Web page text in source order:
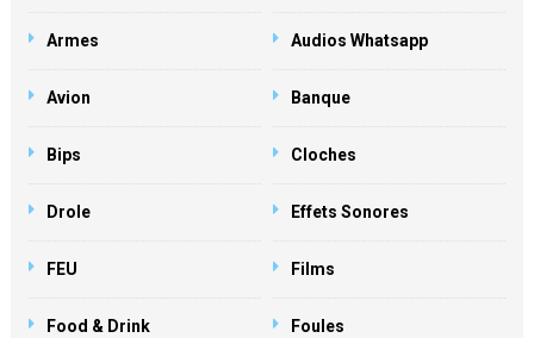
Armes Audios Whatsapp
Avion Banque
Bips Cloches
Drole Effets Sonores
FEU Films
Food & Drink Foules